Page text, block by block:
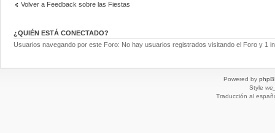
Volver a Feedback sobre las Fiestas
¿QUIÉN ESTÁ CONECTADO?
Usuarios navegando por este Foro: No hay usuarios registrados visitando el Foro y 1
Powered by
Style
Traducción al